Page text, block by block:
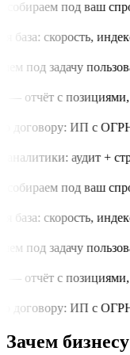
под ваш
база: скорость,
под задачу
отчёт с позициями,
договору: ИП с
аудит +
под ваш
база: скорость,
под задачу
отчёт с позициями,
договору: ИП с
Зачем